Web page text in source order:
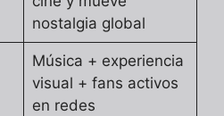
nostalgia global
Música + experiencia
visual + fans activos
en redes